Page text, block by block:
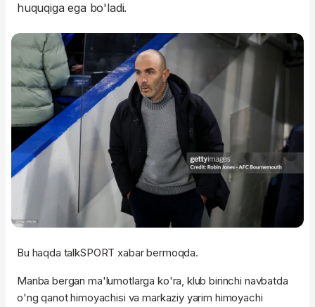
huquqiga ega bo'ladi.
Bu haqda talkSPORT xabar bermoqda.
Manba bergan ma'lumotlarga ko'ra, klub birinchi navbatda
o'ng qanot himoyachisi va markaziy yarim himoyachi